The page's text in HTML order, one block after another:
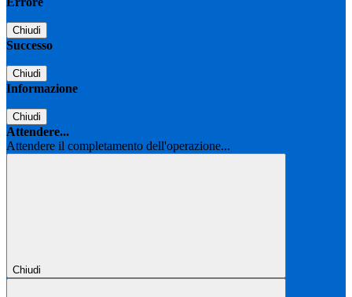
Chiudi
Successo
Chiudi
Informazione
Chiudi
Attendere...
Attendere il completamento dell'operazione...
Chiudi